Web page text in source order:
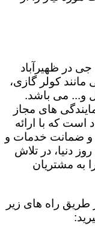
در ظهیرآباد
کولر گازی،
و... می باشد.
های مجاز
است که با ارائه
و ضمانت خدمات و
دنیا، در تلاش
به مشتریان
طریق راه های زیر